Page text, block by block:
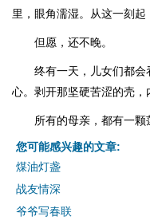
里，眼角濡湿。从这一刻起
但愿，还不晚。
终有一天，儿女们都
心。剥开那坚硬苦涩的壳，
所有的母亲，都有一颗
您可能感兴趣的文章:
煤油灯盏
战友情深
爷爷写春联